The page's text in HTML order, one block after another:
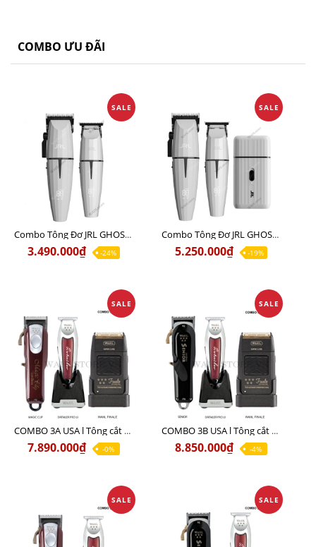
COMBO ƯU ĐÃI
SALE
Combo Tông Đơ JRL GHOST 1 Limited Edition Chính Hãng USA
3.490.000₫ -24%
SALE
Combo Tông Đơ JRL GHOST 2 Limited Edition Chính Hãng USA
5.250.000₫ -19%
SALE
COMBO 3A USA l Tông cắt MAGIC + Tông viền DETAILER PRO LI + Cạo khô FINALE
7.890.000₫ -0%
SALE
COMBO 3B USA l Tông cắt SENIOR + Tông viền DETAILER PRO LI + Cạo khô FINALE
8.850.000₫ -4%
SALE SALE